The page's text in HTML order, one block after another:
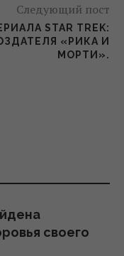
Следующий пост
STAR TREK:
«РИКА И
МОРТИ».
своего